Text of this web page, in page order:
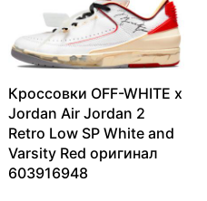
Кроссовки OFF-WHITE x
Jordan Air Jordan 2
Retro Low SP White and
Varsity Red оригинал
603916948